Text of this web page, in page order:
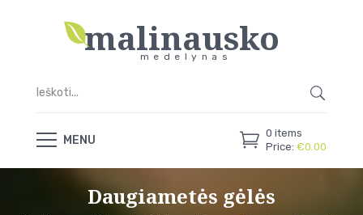
malinausko
medelynas
0 items
Price: €0.00
MENU
Daugiametės gėlės